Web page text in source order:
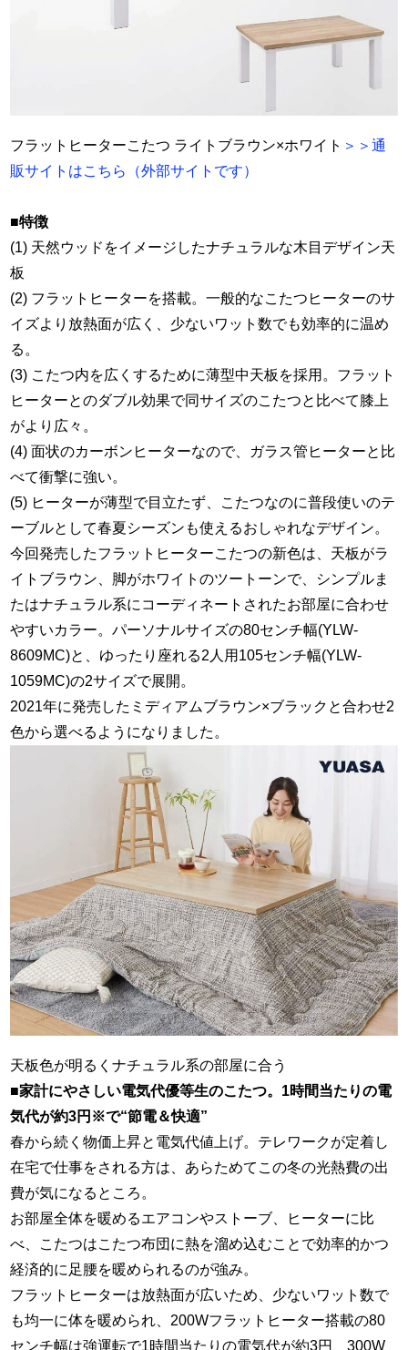
フラットヒーターこたつ ライトブラウン×ホワイト ＞＞通
販サイトはこちら（外部サイトです）
■特徴
(1) 天然ウッドをイメージしたナチュラルな木目デザイン天
板
(2) フラットヒーターを搭載。一般的なこたつヒーターのサ
イズより放熱面が広く、少ないワット数でも効率的に温め
る。
(3) こたつ内を広くするために薄型中天板を採用。フラット
ヒーターとのダブル効果で同サイズのこたつと比べて膝上
がより広々。
(4) 面状のカーボンヒーターなので、ガラス管ヒーターと比
べて衝撃に強い。
(5) ヒーターが薄型で目立たず、こたつなのに普段使いのテ
ーブルとして春夏シーズンも使えるおしゃれなデザイン。
今回発売したフラットヒーターこたつの新色は、天板がラ
イトブラウン、脚がホワイトのツートーンで、シンプルま
たはナチュラル系にコーディネートされたお部屋に合わせ
やすいカラー。パーソナルサイズの80センチ幅(YLW-
8609MC)と、ゆったり座れる2人用105センチ幅(YLW-
1059MC)の2サイズで展開。
2021年に発売したミディアムブラウン×ブラックと合わせ2
色から選べるようになりました。
天板色が明るくナチュラル系の部屋に合う
■家計にやさしい電気代優等生のこたつ。1時間当たりの電
気代が約3円※で“節電＆快適”
春から続く物価上昇と電気代値上げ。テレワークが定着し
在宅で仕事をされる方は、あらためてこの冬の光熱費の出
費が気になるところ。
お部屋全体を暖めるエアコンやストーブ、ヒーターに比
べ、こたつはこたつ布団に熱を溜め込むことで効率的かつ
経済的に足腰を暖められるのが強み。
フラットヒーターは放熱面が広いため、少ないワット数で
も均一に体を暖められ、200Wフラットヒーター搭載の80
センチ幅は強運転で1時間当たりの電気代が約3円、300W